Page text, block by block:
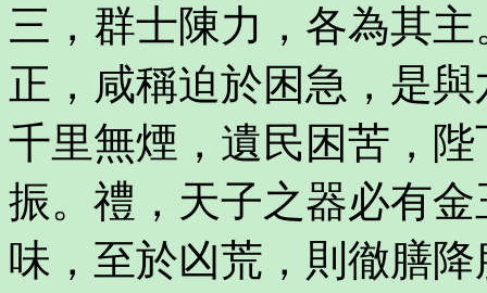
三，群士陳力，各為其
正，咸稱迫於困急，是
千里無煙，遺民困苦，
振。禮，天子之器必有
味，至於凶荒，則徹膳